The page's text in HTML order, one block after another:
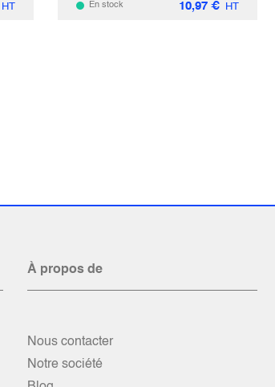
HT En stock 10,97 € HT
À propos de
Nous contacter
Notre société